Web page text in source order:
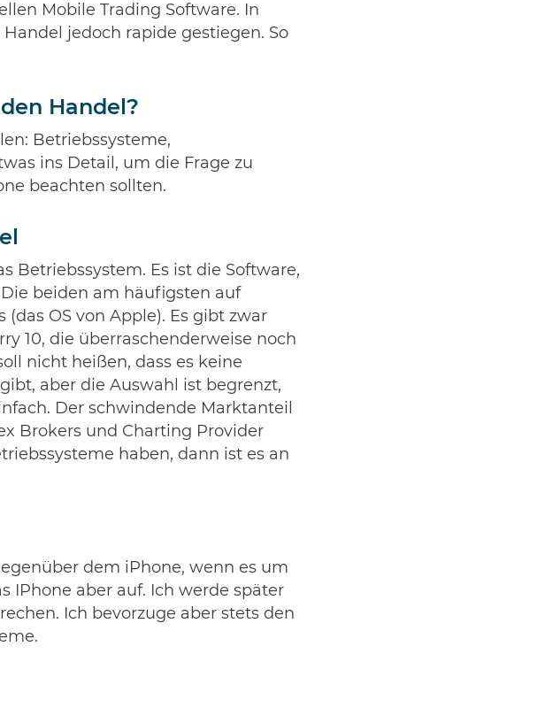
Mobile Trading Software. In
jedoch rapide gestiegen. So
Handel?
Betriebssysteme,
ins Detail, um die Frage zu
beachten sollten.
Betriebssystem. Es ist die Software,
beiden am häufigsten auf
OS von Apple). Es gibt zwar
10, die überraschenderweise noch
nicht heißen, dass es keine
aber die Auswahl ist begrenzt,
Der schwindende Marktanteil
Brokers und Charting Provider
haben, dann ist es an
dem iPhone, wenn es um
IPhone aber auf. Ich werde später
Ich bevorzuge aber stets den